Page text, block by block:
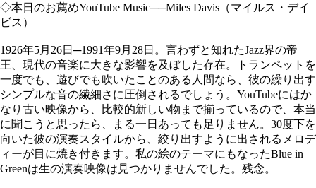
◇本日のお薦めYouTube Music──Miles Davis（マイルス・デイ
ビス）
1926年5月26日─1991年9月28日。言わずと知れたJazz界の帝
王、現代の音楽に大きな影響を及ぼした存在。トランペットを
一度でも、遊びでも吹いたことのある人間なら、彼の繰り出す
シンプルな音の繊細さに圧倒されるでしょう。YouTubeにはか
なり古い映像から、比較的新しい物まで揃っているので、本当
に聞こうと思ったら、まる一日あっても足りません。30度下を
向いた彼の演奏スタイルから、絞り出すように出されるメロデ
ィーが目に焼き付きます。私の絵のテーマにもなったBlue in
Greenは生の演奏映像は見つかりませんでした。残念。